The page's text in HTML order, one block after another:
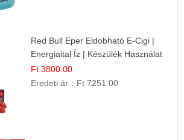
Red Bull Eper Eldobható E-Cigi |
Energiaital Íz | Készülék Használat
Ft 3800.00
Eredeti ár： Ft 7251.00